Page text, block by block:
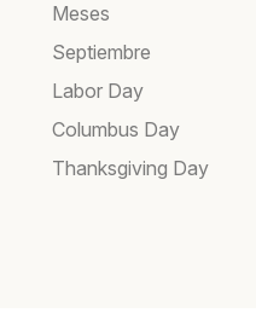
Meses
Septiembre
Labor Day
Columbus Day
Thanksgiving Day